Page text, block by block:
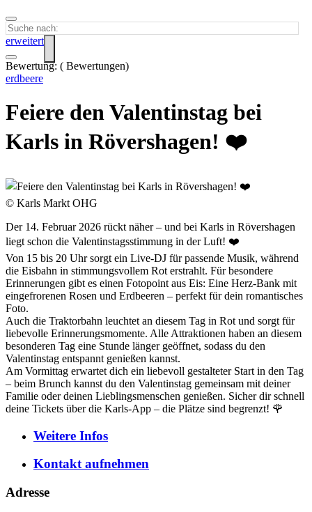
erweitert
Bewertung: ( Bewertungen)
erdbeere
Feiere den Valentinstag bei
Karls in Rövershagen! ❤️
© Karls Markt OHG
Der 14. Februar 2026 rückt näher – und bei Karls in Rövershagen
liegt schon die Valentinstagsstimmung in der Luft! ❤️
Von 15 bis 20 Uhr sorgt ein Live-DJ für passende Musik, während
die Eisbahn in stimmungsvollem Rot erstrahlt. Für besondere
Erinnerungen gibt es einen Fotopoint aus Eis: Eine Herz-Bank mit
eingefrorenen Rosen und Erdbeeren – perfekt für dein romantisches
Foto.
Auch die Traktorbahn leuchtet an diesem Tag in Rot und sorgt für
liebevolle Erinnerungsmomente. Alle Attraktionen haben an diesem
besonderen Tag eine Stunde länger geöffnet, sodass du den
Valentinstag entspannt genießen kannst.
Am Vormittag erwartet dich ein liebevoll gestalteter Start in den Tag
– beim Brunch kannst du den Valentinstag gemeinsam mit deiner
Familie oder deinen Lieblingsmenschen genießen. Sicher dir schnell
deine Tickets über die Karls-App – die Plätze sind begrenzt! 🌹
Weitere Infos
Kontaktaufnehmen
Adresse